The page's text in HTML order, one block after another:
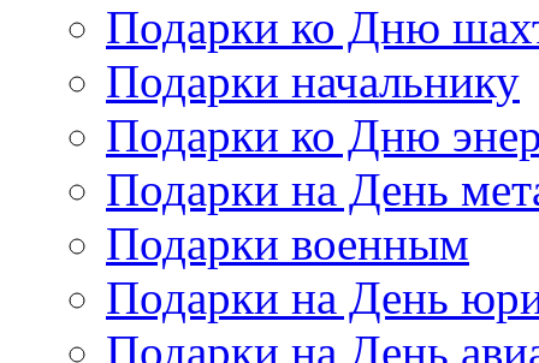
Подарки ко Дню
Подарки начальнику
Подарки ко Дню
Подарки на День
Подарки военным
Подарки на День
Подарки на День